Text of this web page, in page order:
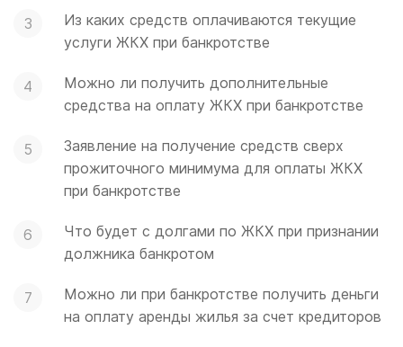
Из каких средств оплачиваются текущие
услуги ЖКХ при банкротстве
Можно ли получить дополнительные
средства на оплату ЖКХ при банкротстве
Заявление на получение средств сверх
прожиточного минимума для оплаты ЖКХ
при банкротстве
Что будет с долгами по ЖКХ при признании
должника банкротом
Можно ли при банкротстве получить деньги
на оплату аренды жилья за счет кредиторов